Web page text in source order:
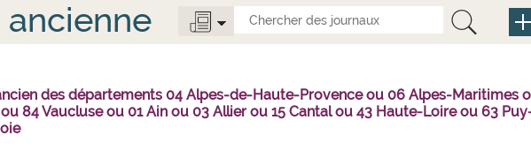
des départements 04 Alpes-de-Haute-Provence ou 06 Alpes-Maritimes
84 Vaucluse ou 01 Ain ou 03 Allier ou 15 Cantal ou 43 Haute-Loire ou 63